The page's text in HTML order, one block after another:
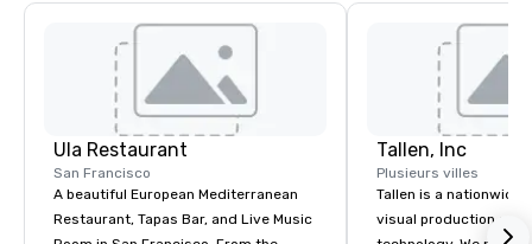
Ula Restaurant
San Francisco
A beautiful European Mediterranean
Restaurant, Tapas Bar, and Live Music
Tallen, Inc
Plusieurs villes
Tallen is a nationwide
visual production and